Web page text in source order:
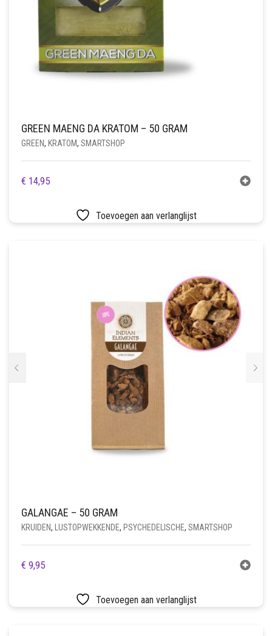
GREEN MAENG DA KRATOM – 50 GRAM
GREEN, KRATOM, SMARTSHOP
€ 14,95
Toevoegen aan verlanglijst
GALANGAE – 50 GRAM
KRUIDEN, LUSTOPWEKKENDE, PSYCHEDELISCHE, SMARTSHOP
€ 9,95
Toevoegen aan verlanglijst